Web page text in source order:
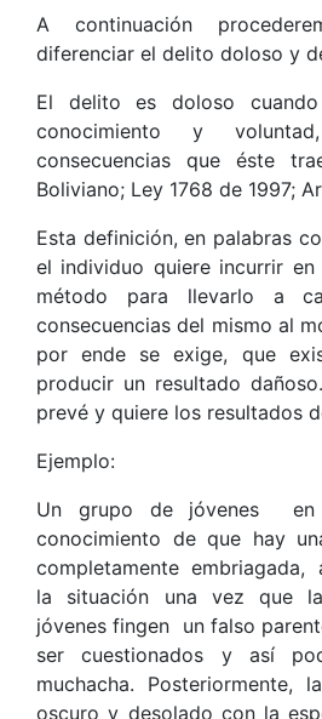
A continuación
diferenciar el delito doloso y
El delito es doloso
conocimiento y
consecuencias que éste
Boliviano; Ley 1768 de 1997;
Esta definición, en palabras
el individuo quiere incurrir
método para llevarlo a
consecuencias del mismo al
por ende se exige, que
producir un resultado
prevé y quiere los resultados
Ejemplo:
Un grupo de jóvenes en
conocimiento de que hay
completamente embriagada,
la situación una vez que
jóvenes fingen un falso
ser cuestionados y así
muchacha. Posteriormente,
oscuro y desolado con la